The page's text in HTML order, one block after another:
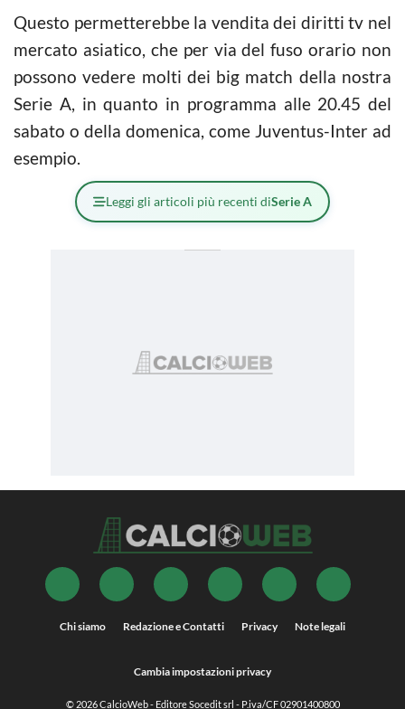
Questo permetterebbe la vendita dei diritti tv nel
mercato asiatico, che per via del fuso orario non
possono vedere molti dei big match della nostra
Serie A, in quanto in programma alle 20.45 del
sabato o della domenica, come Juventus-Inter ad
esempio.
Leggi gli articoli più recenti diSerie A
Chi siamo Redazione e Contatti Privacy Note legali
Cambia impostazioni privacy
© 2026CalcioWeb- Editore Socedit srl - P.iva/CF 02901400800